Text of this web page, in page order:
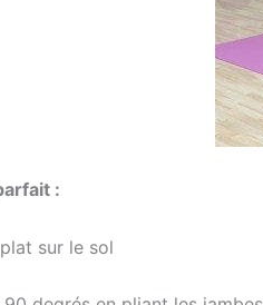
:
sur le sol